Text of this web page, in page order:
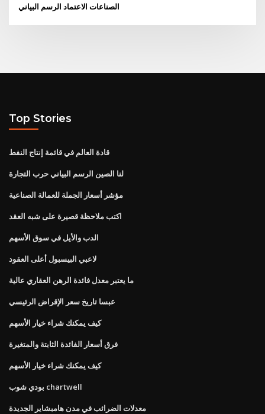
الصناعات الاعتماد الرسم البياني
Top Stories
قادة العالم في قائمة إنتاج النفط
لنا الصين الرسم البياني حرب التجارة
مؤشر أسعار الجملة للعمالة الصناعية
اكتب ملاحظة قصيرة على شبه العقد
الدب والأيل في سوق الأسهم
لاعبي البيسبول أعلى العقود
ما يعتبر معدل فائدة الرهن العقاري عالية
عبسا تاريخ سعر الإقراض الرئيسي
كيف يمكنك شراء خيار الأسهم
فرق أسعار الفائدة الثابتة والمتغيرة
كيف يمكنك شراء خيار الأسهم
بودي شوب chartwell
معدلات الضرائب في مدن هامبشاير الجديدة